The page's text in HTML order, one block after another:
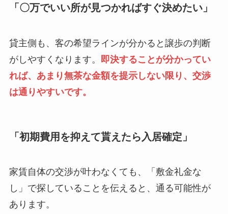
「〇万でいい所が見つかればすぐ決めたい」
貸主側も、客の希望ラインが分かると譲歩の判断
がしやすくなります。
即決することが分かってい
れば、あまり無茶な金額を提示しない限り、交渉
は通りやすいです。
「初期費用を抑えて貰えたら入居確定」
家賃自体の交渉が叶わなくても、「敷金礼金な
し」で探していることを伝えると、通る可能性が
あります。